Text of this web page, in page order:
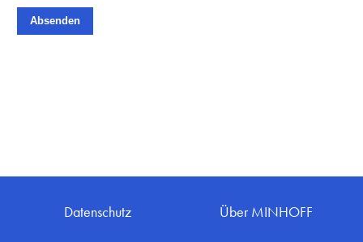
Datenschutz Über MINHOFF